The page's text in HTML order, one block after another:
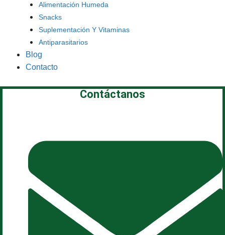
Alimentación Humeda
Snacks
Suplementación Y Vitaminas
Antiparasitarios
Blog
Contacto
Contáctanos